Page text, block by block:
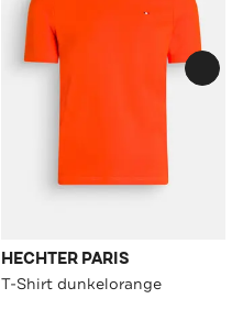
HECHTER PARIS
T-Shirt dunkelorange